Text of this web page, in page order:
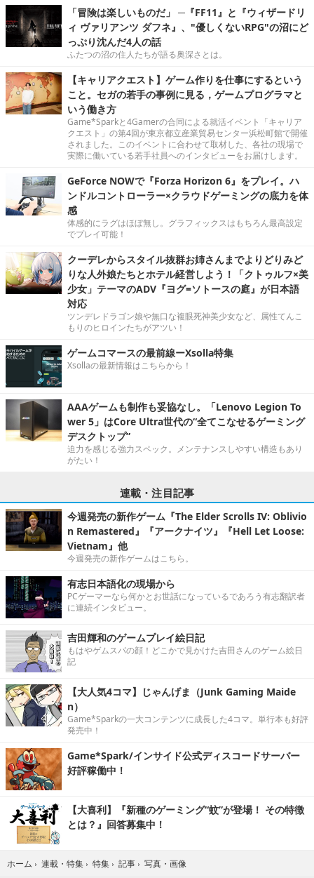
「冒険は楽しいものだ」 ─『FF11』と『ウィザードリ
ィ ヴァリアンツ ダフネ』、"優しくないRPG"の沼にど
っぷり沈んだ4人の話
ふたつの沼の住人たちが語る奥深さとは。
【キャリアクエスト】ゲーム作りを仕事にするという
こと。セガの若手の事例に見る，ゲームプログラマと
いう働き方
Game*Sparkと4Gamerの合同による就活イベント「キャリア
クエスト」の第4回が東京都立産業貿易センター浜松町館で開催
されました。このイベントに合わせて取材した、各社の現場で
実際に働いている若手社員へのインタビューをお届けします。
GeForce NOWで『Forza Horizon 6』をプレイ。ハ
ンドルコントローラー×クラウドゲーミングの底力を体
感
体感的にラグはほぼ無し。グラフィックスはもちろん最高設定
でプレイ可能！
クーデレからスタイル抜群お姉さんまでよりどりみど
りな人外娘たちとホテル経営しよう！「クトゥルフ×美
少女」テーマのADV『ヨグ=ソトースの庭』が日本語
対応
ツンデレドラゴン娘や無口な複眼死神美少女など、属性てんこ
もりのヒロインたちがアツい！
ゲームコマースの最前線ーXsolla特集
Xsollaの最新情報はこちらから！
AAAゲームも制作も妥協なし。「Lenovo Legion To
wer 5」はCore Ultra世代の“全てこなせるゲーミング
デスクトップ”
迫力を感じる強力スペック。メンテナンスしやすい構造もあり
がたい！
連載・注目記事
今週発売の新作ゲーム『The Elder Scrolls IV: Oblivio
n Remastered』『アークナイツ』『Hell Let Loose:
Vietnam』他
今週発売の新作ゲームはこちら。
有志日本語化の現場から
PCゲーマーなら何かとお世話になっているであろう有志翻訳者
に連続インタビュー。
吉田輝和のゲームプレイ絵日記
もはやゲムスパの顔！どこかで見かけた吉田さんのゲーム絵日
記
【大人気4コマ】じゃんげま（Junk Gaming Maide
n）
Game*Sparkの一大コンテンツに成長した4コマ。単行本も好評
発売中！
Game*Spark/インサイド公式ディスコードサーバー
好評稼働中！
【大喜利】『新種のゲーミング“蚊”が登場！ その特徴
とは？』回答募集中！
ホーム › 連載・特集 › 特集 › 記事 › 写真・画像